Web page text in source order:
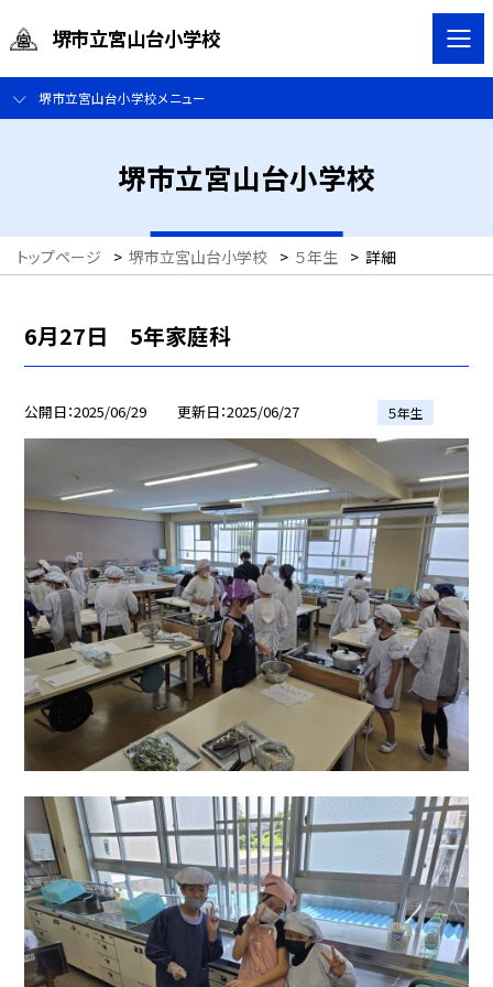
堺市立宮山台小学校
堺市立宮山台小学校メニュー
堺市立宮山台小学校
トップページ > 堺市立宮山台小学校 > ５年生 > 詳細
6月27日 5年家庭科
公開日 2025/06/29 更新日 2025/06/27 ５年生